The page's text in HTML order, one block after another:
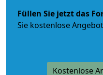
Füllen Sie jetzt das
Sie kostenlose
Kostenlose